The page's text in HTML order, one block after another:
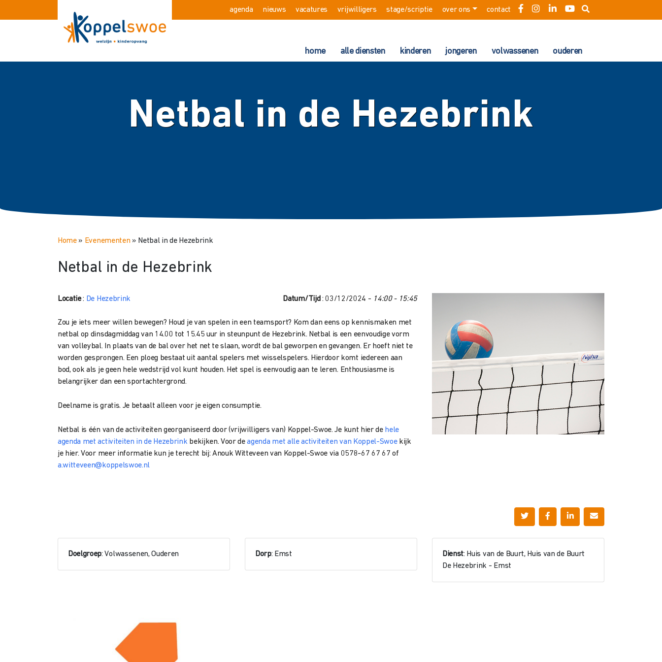
agenda nieuws vacatures vrijwilligers stage/scriptie over ons contact
home alle diensten kinderen jongeren volwassenen ouderen
Netbal in de Hezebrink
Home» Evenementen» Netbal in de Hezebrink
Netbal in de Hezebrink
Locatie: De Hezebrink Datum/Tijd : 03/12/2024 - 14:00 - 15:45
Zou je iets meer willen bewegen? Houd je van spelen in een teamsport? Kom dan eens op kennismaken met
netbal op dinsdagmiddag van 14.00 tot 15.45 uur in steunpuntde Hezebrink. Netbal is een eenvoudige vorm
van volleybal. I n plaats van de bal over het net te slaan, wordt de bal geworpen en gevangen. Er hoeft niet te
worden gesprongen. Een ploeg bestaat uit aantal spelers met wisselspelers. Hierdoor komt iedereen aan
bod, ook als je geen hele wedstrijd vol kunt houden. Het spel is eenvoudig aan te leren. Enthousiasme is
belangrijker dan een sportachtergrond.
Deelname is gratis. Je betaalt alleen voor je eigen consumptie.
Netbal is één van de activiteiten georganiseerd door (vrijwilligers van) Koppel-Swoe. Je kunt hier de hele
agenda met activiteiten in de Hezebrink bekijken. Voor deagenda met alle activiteiten van Koppel-Swoekijk
je hier.Voor meer informatie kun je terecht bij: Anouk Witteveen van Koppel-Swoe via 0578-67 67 67 of
a.witteveen@koppelswoe.nl
Doelgroep: Volwassenen, Ouderen Dorp: Emst Dienst: Huis van de Buurt, Huis van de Buurt
De Hezebrink - Emst